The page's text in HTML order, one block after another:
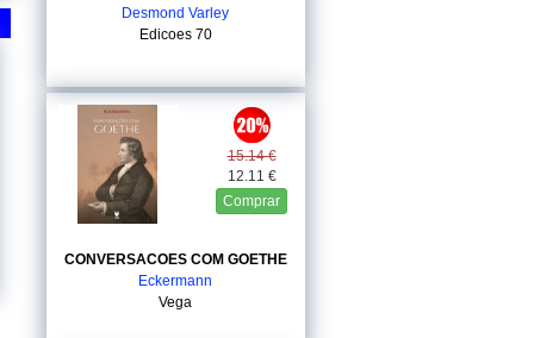
Desmond Varley
Edicoes 70
15.14 €
12.11 €
Comprar
CONVERSACOES COM GOETHE
Eckermann
Vega